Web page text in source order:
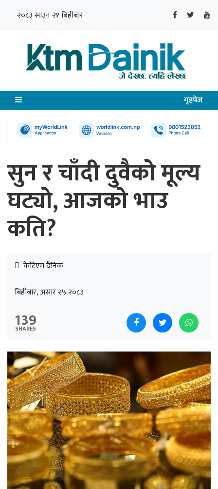
२०८३ साउन २१ बिहीबार
गृहपेज
सुन र चाँदी दुवैको मूल्य
घट्यो, आजको भाउ
कति?
केटिएम दैनिक
बिहीबार, असार २५ २०८३
139
SHARES